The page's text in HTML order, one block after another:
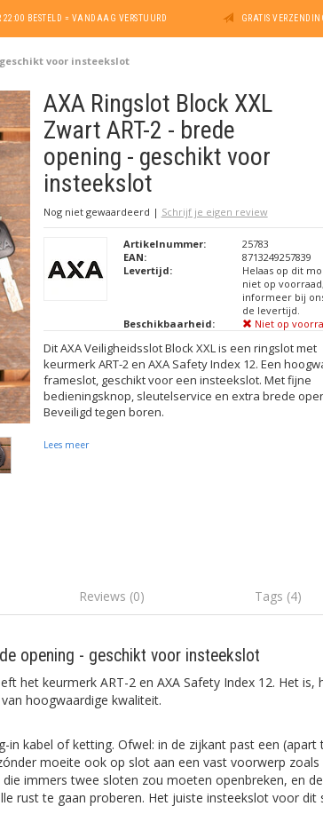
22:00 BESTELD = VANDAAG VERSTUURD GRATIS
geschikt voor insteekslot
AXA Ringslot Block XXL
Zwart ART-2 - brede
opening - geschikt voor
insteekslot
Nog niet gewaardeerd | Schrijf je eigen review
Artikelnummer:
25783
EAN:
8713249257839
Levertijd:
Helaas op dit
niet op voorraad,
informeer bij
de levertijd.
Beschikbaarheid:
Niet op
Dit AXA Veiligheidsslot Block XXL is een ringslot met
keurmerk ART-2 en AXA Safety Index 12. Een
frameslot, geschikt voor een insteekslot. Met fijne
bedieningsknop, sleutelservice en extra brede
Beveiligd tegen boren.
Lees meer
Reviews (0) Tags (4)
opening - geschikt voor insteekslot
het keurmerk ART-2 en AXA Safety Index 12. Het is,
hoogwaardige kwaliteit.
in kabel of ketting. Ofwel: in de zijkant past een (apart
moeite ook op slot aan een vast voorwerp zoals
immers twee sloten zou moeten openbreken, en de
rust te gaan proberen. Het juiste insteekslot voor dit